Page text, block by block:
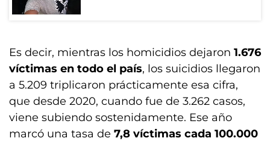
Es decir, mientras los homicidios dejaron 1.676
víctimas en todo el país, los suicidios llegaron
a 5.209 triplicaron prácticamente esa cifra,
que desde 2020, cuando fue de 3.262 casos,
viene subiendo sostenidamente. Ese año
marcó una tasa de 7,8 víctimas cada 100.000